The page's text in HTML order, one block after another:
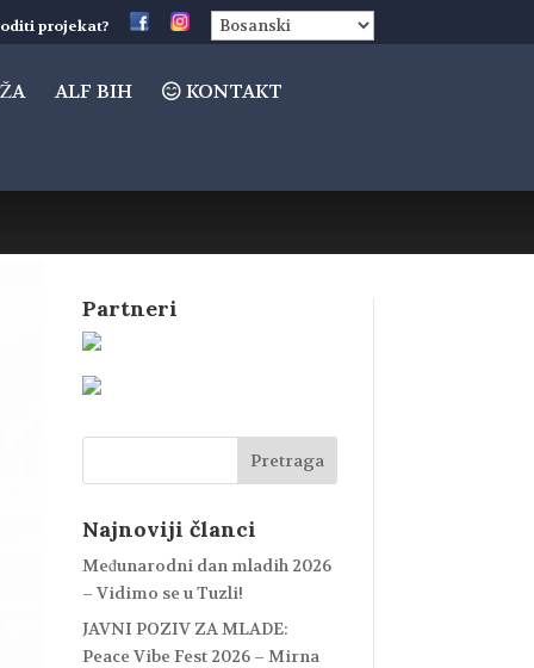
projekat?
ALF BIH KONTAKT
Partneri
Najnoviji članci
Međunarodni dan mladih 2026
– Vidimo se u Tuzli!
JAVNI POZIV ZA MLADE:
Peace Vibe Fest 2026 – Mirna